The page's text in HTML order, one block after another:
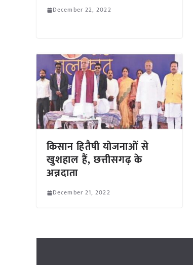
December 22, 2022
किसान हितैषी योजनाओं से
खुशहाल हैं, छत्तीसगढ़ के
अन्नदाता
December 21, 2022